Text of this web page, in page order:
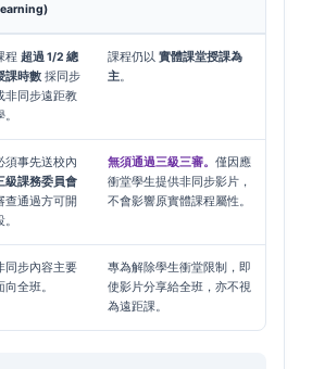
程 超過 1/2 總
課時數 採同步
非同步遠距教
課程仍以 實體課堂授課為
主。
須事先送校內
級課務委員會
查通過方可開
無須通過三級三審。 僅因應
衝堂學生提供非同步影片，
不會影響原實體課程屬性。
同步內容主要
向全班。
專為解除學生衝堂限制，即
使影片分享給全班，亦不視
為遠距課。